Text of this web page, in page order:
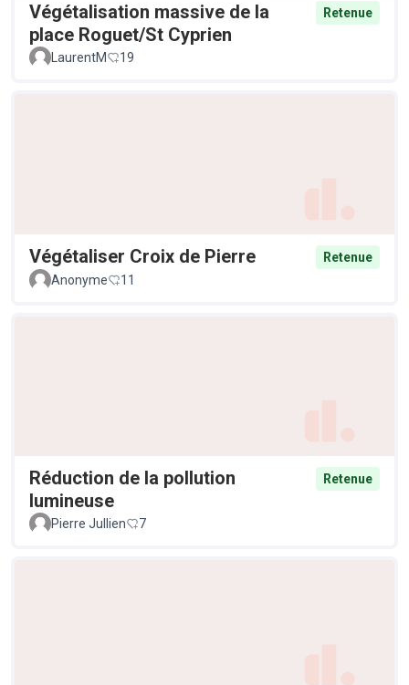
Végétalisation massive de la
place Roguet/St Cyprien
Retenue
LaurentM 19
Végétaliser Croix de Pierre
Retenue
Anonyme
11
Réduction de la pollution
lumineuse
Retenue
Pierre Jullien 7